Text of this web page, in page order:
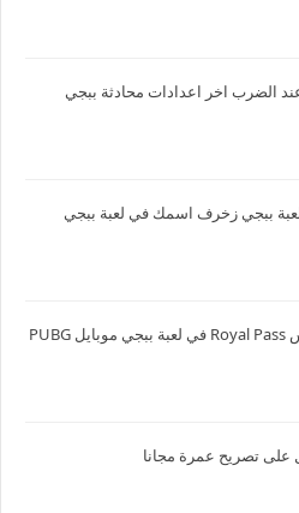
الضرب اخر اعدادات محادثة ببجي
ببجي زخرف اسمك في لعبة ببجي
ترقية الرويال باس Royal Pass في لعبة ببجي موبايل PUBG
على تصريح عمرة مجانا